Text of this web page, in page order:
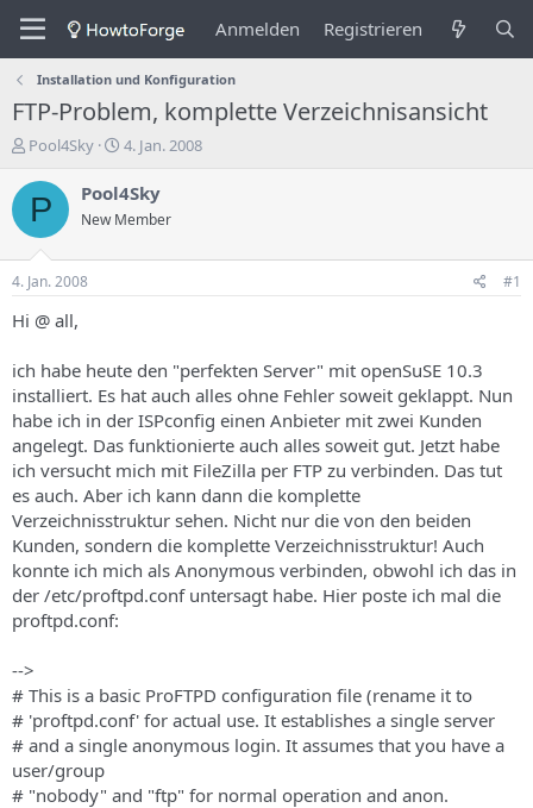
Anmelden Registrieren
Installation und Konfiguration
FTP-Problem, komplette Verzeichnisansicht
E
s
e
l
e
r
s
T
h
e
m
s
Pool4Sky
E
s
e
d
a
t
u
m
4. Jan. 2008
P Pool4Sky
New Member
4. Jan. 2008 #1
Hi @ all,
ich habe heute den "perfekten Server" mit openSuSE 10.3
installiert. Es hat auch alles ohne Fehler soweit geklappt. Nun
habe ich in der ISPconfig einen Anbieter mit zwei Kunden
angelegt. Das funktionierte auch alles soweit gut. Jetzt habe
ich versucht mich mit FileZilla per FTP zu verbinden. Das tut
es auch. Aber ich kann dann die komplette
Verzeichnisstruktur sehen. Nicht nur die von den beiden
Kunden, sondern die komplette Verzeichnisstruktur! Auch
konnte ich mich als Anonymous verbinden, obwohl ich das in
der /etc/proftpd.conf untersagt habe. Hier poste ich mal die
proftpd.conf:
-->
# This is a basic ProFTPD configuration file (rename it to
# 'proftpd.conf' for actual use. It establishes a single server
# and a single anonymous login. It assumes that you have a
user/group
# "nobody" and "ftp" for normal operation and anon.